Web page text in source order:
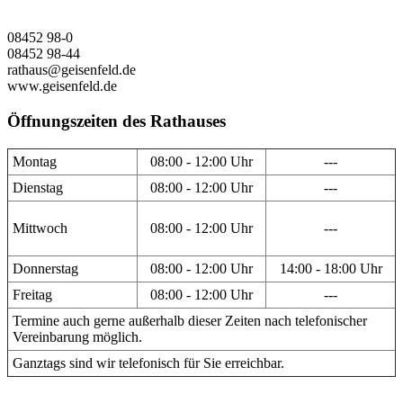
08452 98-0
08452 98-44
rathaus@geisenfeld.de
www.geisenfeld.de
Öffnungszeiten des Rathauses
Montag 08:00 - 12:00 Uhr
---
Dienstag
08:00 - 12:00 Uhr ---
Mittwoch 08:00 - 12:00 Uhr ---
Donnerstag 08:00 - 12:00 Uhr
14:00 - 18:00 Uhr
Freitag
08:00 - 12:00 Uhr
---
Termine auch gerne außerhalb dieser Zeiten nach telefonischer
Vereinbarung möglich.
Ganztags sind wir telefonisch für Sie erreichbar.